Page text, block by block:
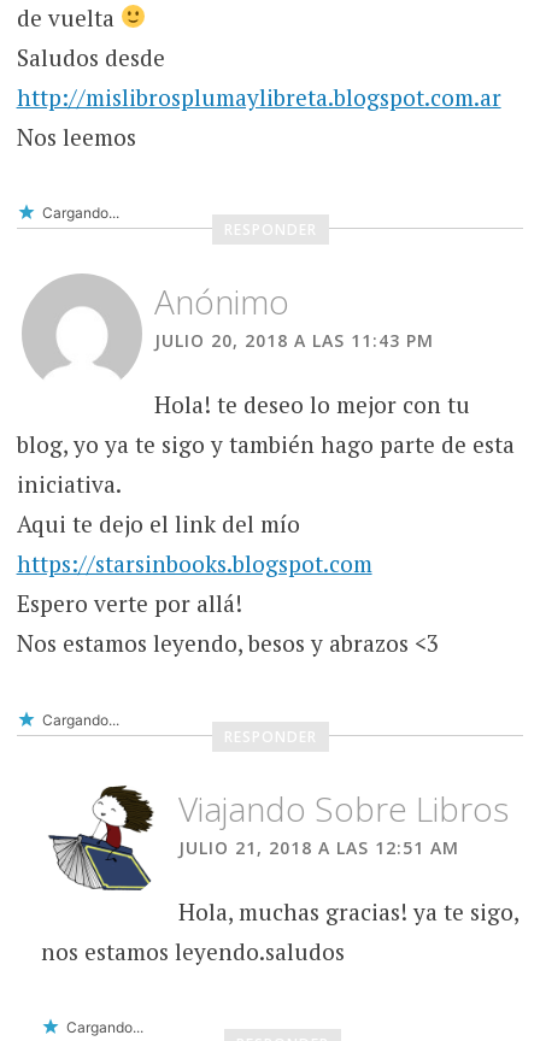
de vuelta
Saludos desde
http://mislibrosplumaylibreta.blogspot.com.ar
Nos leemos
Cargando...
RESPONDER
Anónimo
JULIO 20, 2018 A LAS 11:43 PM
Hola! te deseo lo mejor con tu
blog, yo ya te sigo y también hago parte de esta
iniciativa.
Aqui te dejo el link del mío
https://starsinbooks.blogspot.com
Espero verte por allá!
Nos estamos leyendo, besos y abrazos <3
Cargando...
RESPONDER
Viajando Sobre Libros
JULIO 21, 2018 A LAS 12:51 AM
Hola, muchas gracias! ya te sigo,
nos estamos leyendo.saludos
Cargando...